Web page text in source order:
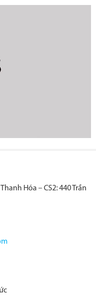
Hóa – CS2: 440 Trần